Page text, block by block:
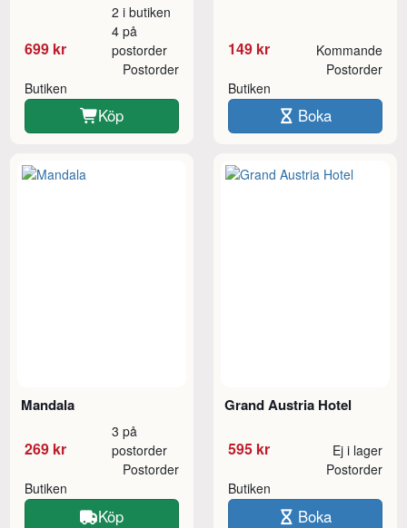
699 kr
2 i butiken
4 på
postorder
Butiken
Postorder
Köp
149 kr Kommande
Butiken
Postorder
Boka
Mandala
269 kr
3 på
postorder
Butiken
Postorder
Köp
Grand Austria Hotel
595 kr Ej i lager
Butiken
Postorder
Boka